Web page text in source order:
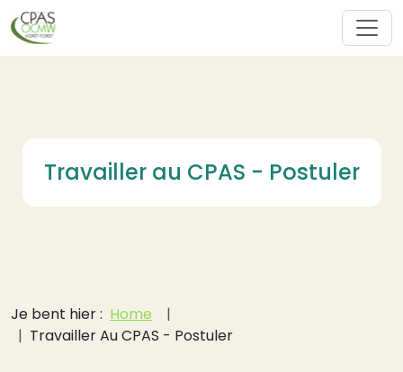
Overslaan en naar de inhoud gaan
Travailler au CPAS - Postuler
Kruimelpad
Je bent hier : Home
Travailler Au CPAS - Postuler